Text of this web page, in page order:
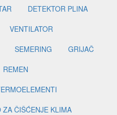
DETEKTOR PLINA
VENTILATOR
SEMERING
GRIJAČ
REMEN
ZA ČIŠĆENJE KLIMA